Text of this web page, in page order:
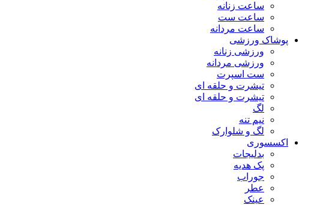
ساعت زنانه
ساعت ست
ساعت مردانه
پوشاک ورزشی
ورزشی زنانه
ورزشی مردانه
ست اسپرت
تیشرت و حلقه ای
تیشرت و حلقه ای
لگ
نیم تنه
لگ و شلوارک
اکسسوری
بدلیجات
پک هدیه
جوراب
عطر
عینک